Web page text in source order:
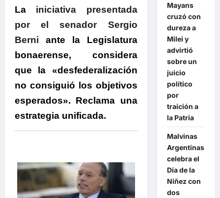
La iniciativa presentada
por el senador Sergio
Berni ante la Legislatura
bonaerense, considera
que la «desfederalización
no consiguió los objetivos
esperados». Reclama una
estrategia unificada.
Mayans
cruzó con
dureza a
Milei y
advirtió
sobre un
juicio
político
por
traición a
la Patria
Malvinas
Argentinas
celebra el
Día de la
Niñez con
dos